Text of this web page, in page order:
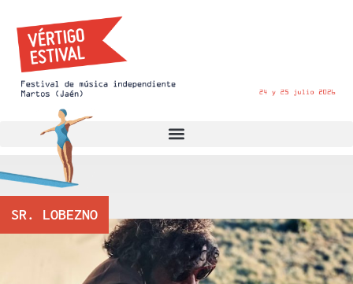
SR. LOBEZNO